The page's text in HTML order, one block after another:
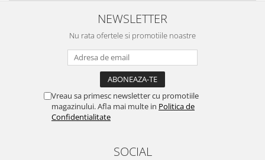
NEWSLETTER
Nu rata ofertele si promotiile noastre
Vreau sa primesc newsletter cu promotiile
magazinului. Afla mai multe in Politica de
Confidentialitate
SOCIAL